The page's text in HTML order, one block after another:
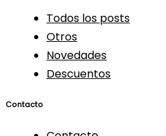
Todos los posts
Otros
Novedades
Descuentos
Contacto